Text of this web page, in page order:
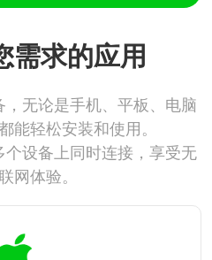
需求的应用
无论是手机、平板、电脑
能轻松安装和使用。
设备上同时连接，享受无
网体验。